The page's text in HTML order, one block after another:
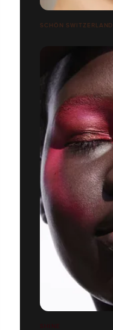
SCHÖN SWITZERLAND
SHINE